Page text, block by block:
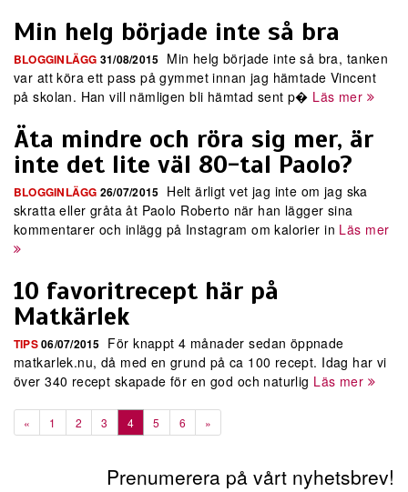
Min helg började inte så bra
BLOGGINLÄGG 31/08/2015 Min helg började inte så bra, tanken
var att köra ett pass på gymmet innan jag hämtade Vincent
på skolan. Han vill nämligen bli hämtad sent p� Läs mer
Äta mindre och röra sig mer, är
inte det lite väl 80-tal Paolo?
BLOGGINLÄGG 26/07/2015 Helt ärligt vet jag inte om jag ska
skratta eller gråta åt Paolo Roberto när han lägger sina
kommentarer och inlägg på Instagram om kalorier in Läs mer
10 favoritrecept här på
Matkärlek
TIPS06/07/2015 För knappt 4 månader sedan öppnade
matkarlek.nu, då med en grund på ca 100 recept. Idag har vi
över 340 recept skapade för en god och naturlig Läs mer
« 1 2 3 4 5 6 »
Prenumerera på vårt nyhetsbrev!